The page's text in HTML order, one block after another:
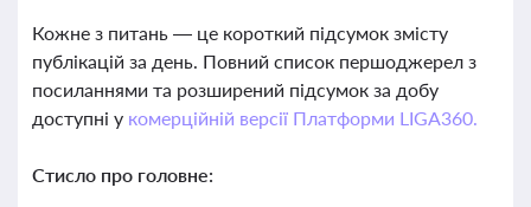
Кожне з питань — це короткий підсумок змісту
публікацій за день. Повний список першоджерел з
посиланнями та розширений підсумок за добу
доступні у комерційній версії Платформи LIGA360.
Стисло про головне: